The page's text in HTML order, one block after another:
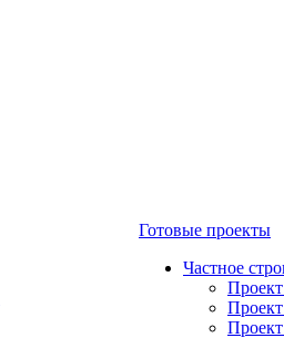
Готовые проекты
Частное